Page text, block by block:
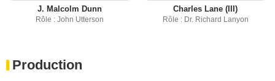
J. Malcolm Dunn
Rôle : John Utterson
Charles Lane (III)
Rôle : Dr. Richard Lanyon
Production